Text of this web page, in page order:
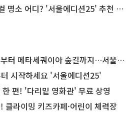
소 어디? '서울에디션25' 추천 코스
타세쿼이아 숲길까지…서울둘레길 15코스
시작하세요 '서울에디션25'
편! '다리밑 영화관' 무료 상영
클라이밍 키즈카페·어린이 체력장